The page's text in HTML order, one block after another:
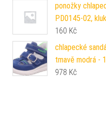
ponožky
PD0145-02,
160 Kč
chlapecké
tmavě modrá -
978 Kč